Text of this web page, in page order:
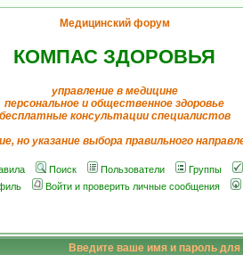
Медицинский форум
КОМПАС ЗДОРОВЬЯ
управление в медицине
персональное и общественное здоровье
бесплатные консультации специалистов
но указание выбора правильного
Поиск Пользователи Группы
Войти и проверить личные сообщения
Введите ваше имя и пароль для